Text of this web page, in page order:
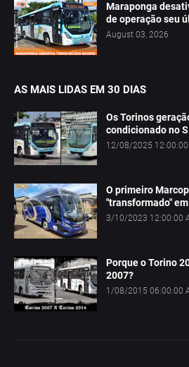
Maraponga
de operação seu
August 03, 2026
AS MAIS LIDAS EM 30 DIAS
Os Torinos
condicionado no
12/08/2025 12:00:00
O primeiro
"transformado"
3/10/2023 12:00:00
Porque o Torino
2007?
1/08/2015 06:00:00